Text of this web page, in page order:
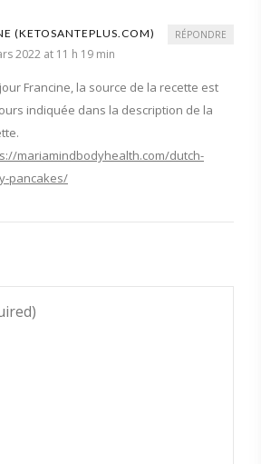
(KETOSANTEPLUS.COM)
2022 at 11 h 19 min
Francine, la source de la recette est
indiquée dans la description de la
mariamindbodyhealth.com/dutch-
pancakes/
RÉPONDRE